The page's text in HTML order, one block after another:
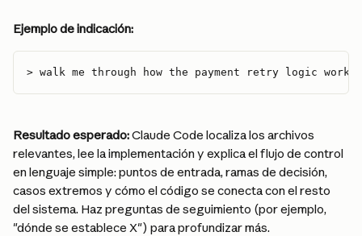
Ejemplo de indicación:
> walk me through how the payment retry logic works
Resultado esperado: Claude Code localiza los archivos
relevantes, lee la implementación y explica el flujo de control
en lenguaje simple: puntos de entrada, ramas de decisión,
casos extremos y cómo el código se conecta con el resto
del sistema. Haz preguntas de seguimiento (por ejemplo,
"dónde se establece X") para profundizar más.